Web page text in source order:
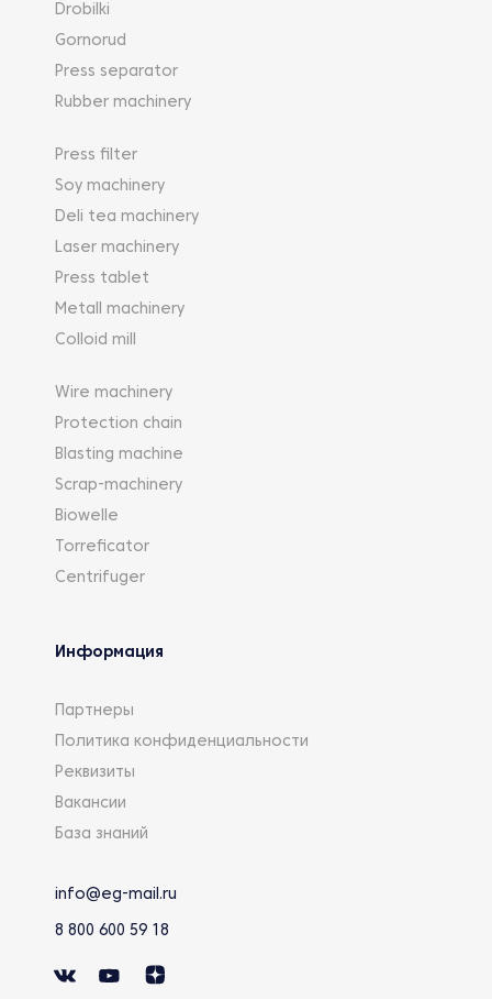
Drobilki
Gornorud
Press separator
Rubber machinery
Press filter
Soy machinery
Deli tea machinery
Laser machinery
Press tablet
Metall machinery
Colloid mill
Wire machinery
Protection chain
Blasting machine
Scrap-machinery
Biowelle
Torreficator
Centrifuger
Информация
Партнеры
Политика конфиденциальности
Реквизиты
Вакансии
База знаний
info@eg-mail.ru
8 800 600 59 18